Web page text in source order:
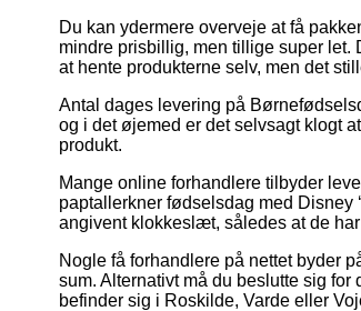
Du kan ydermere overveje at få
mindre prisbillig, men tillige super
at hente produkterne selv, men det
Antal dages levering på
og i det øjemed er det selvsagt klogt
produkt.
Mange online forhandlere tilbyder
paptallerkner fødselsdag med Disney
angivent klokkeslæt, således at de
Nogle få forhandlere på nettet byder
sum. Alternativt må du beslutte sig
befinder sig i Roskilde, Varde eller